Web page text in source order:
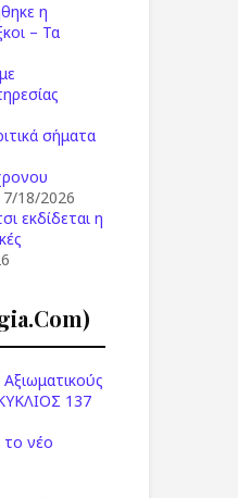
η
– Τα
σήματα
7/18/2026
εκδίδεται η
137
το νέο